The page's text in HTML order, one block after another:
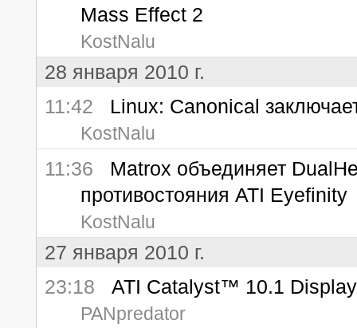
Mass Effect 2
KostNalu
28 января 2010 г.
11:42 Linux: Canonical
KostNalu
11:36 Matrox объединяет
противостояния ATI Eyefinity
KostNalu
27 января 2010 г.
23:18 ATI Catalyst™ 10.1
PANpredator